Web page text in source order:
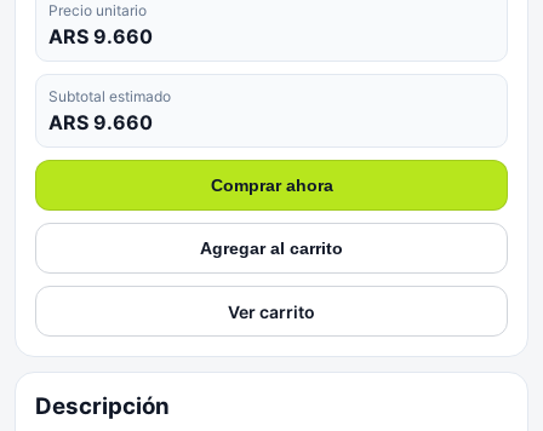
Precio unitario
ARS 9.660
Subtotal estimado
ARS 9.660
Comprar ahora
Agregar al carrito
Ver carrito
Descripción